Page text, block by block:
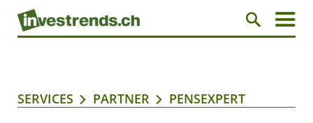
SERVICES PARTNER PENSEXPERT